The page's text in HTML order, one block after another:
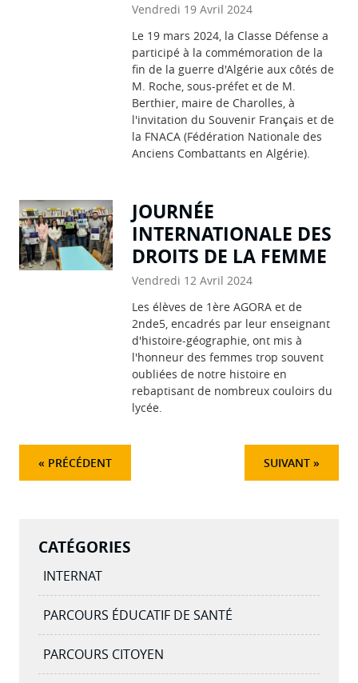
Vendredi 19 Avril 2024
Le 19 mars 2024, la Classe Défense a
participé à la commémoration de la
fin de la guerre d'Algérie aux côtés de
M. Roche, sous-préfet et de M.
Berthier, maire de Charolles, à
l'invitation du Souvenir Français et de
la FNACA (Fédération Nationale des
Anciens Combattants en Algérie).
JOURNÉE
INTERNATIONALE DES
DROITS DE LA FEMME
Vendredi 12 Avril 2024
Les élèves de 1ère AGORA et de
2nde5, encadrés par leur enseignant
d'histoire-géographie, ont mis à
l'honneur des femmes trop souvent
oubliées de notre histoire en
rebaptisant de nombreux couloirs du
lycée.
PRÉCÉDENT SUIVANT
CATÉGORIES
INTERNAT
PARCOURS ÉDUCATIF DE SANTÉ
PARCOURS CITOYEN